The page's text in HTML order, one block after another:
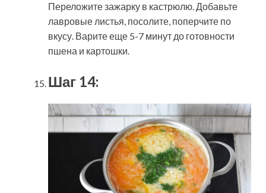
Переложите зажарку в кастрюлю. Добавьте
лавровые листья, посолите, поперчите по
вкусу. Варите еще 5-7 минут до готовности
пшена и картошки.
Шаг 14: